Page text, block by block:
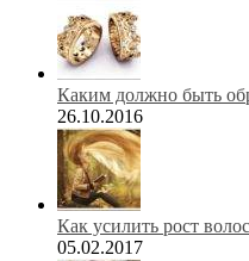
Каким должно быть
26.10.2016
Как усилить рост
05.02.2017